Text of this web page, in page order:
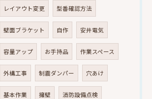
レイアウト変更 型番確認方法
壁面ブラケット 自作 安井電気
容量アップ お手持品 作業スペース
外構工事 制震ダンパー 穴あけ
基本作業 擁壁 消防設備点検